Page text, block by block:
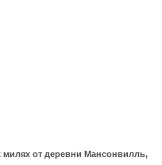
милях от деревни Мансонвилль,